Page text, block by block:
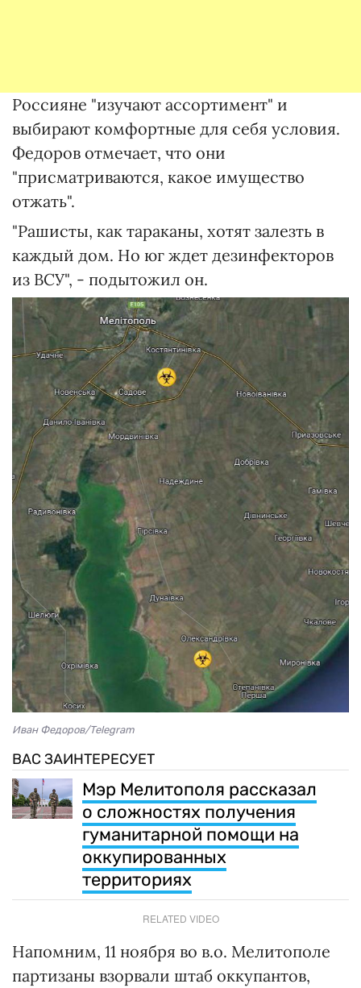
Россияне "изучают ассортимент" и
выбирают комфортные для себя условия.
Федоров отмечает, что они
"присматриваются, какое имущество
отжать".
"Рашисты, как тараканы, хотят залезть в
каждый дом. Но юг ждет дезинфекторов
из ВСУ", - подытожил он.
Иван Федоров/Telegram
ВАС ЗАИНТЕРЕСУЕТ
Мэр Мелитополя рассказал
о сложностях получения
гуманитарной помощи на
оккупированных
территориях
RELATED VIDEO
Напомним, 11 ноября во в.о. Мелитополе
партизаны взорвали штаб оккупантов,